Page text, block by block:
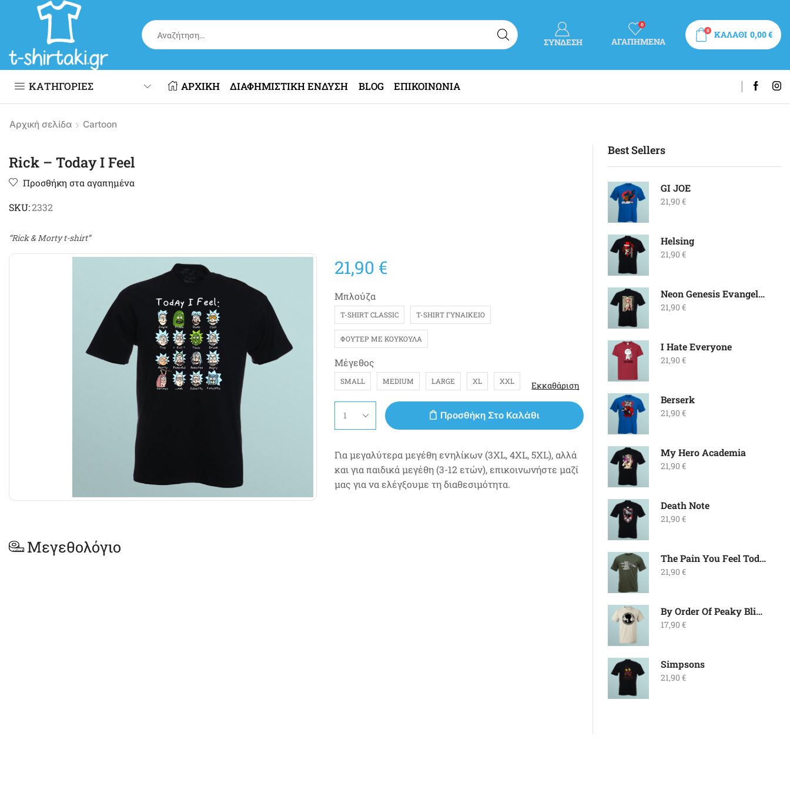
ΣΎΝΔΕΣΗ
0
ΑΓΑΠΗΜΕΝΑ
0 ΚΑΛΑΘΙ 0,00€
ΚΑΤΗΓΟΡΙΕΣ ΑΡΧΙΚΗ ΔΙΑΦΗΜΙΣΤΙΚΗ ΕΝΔΥΣΗ BLOG ΕΠΙΚΟΙΝΩΝΙΑ
Αρχική σελίδα Cartoon
Rick – Today I Feel
Προσθήκη στα αγαπημένα
SKU:2332
“Rick & Morty t-shirt”
Μεγεθολόγιο
21,90 €
Μπλούζα
T-SHIRT CLASSIC T-SHIRT ΓΥΝΑΙΚΕΊΟ
ΦΟΎΤΕΡ ΜΕ ΚΟΥΚΟΎΛΑ
Μέγεθος
SMALL MEDIUM LARGE XL XXL Εκκαθάριση
Προσθήκη Στο Καλάθι
Για μεγαλύτερα μεγέθη ενηλίκων (3XL, 4XL, 5XL), αλλά
και για παιδικά μεγέθη (3-12 ετών), επικοινωνήστε μαζί
μας για να ελέγξουμε τη διαθεσιμότητα.
Best Sellers
GI JOE
21,90 €
Helsing
21,90 €
Neon Genesis Evangelion
21,90 €
I Hate Everyone
21,90 €
Berserk
21,90 €
My Hero Academia
21,90 €
Death Note
21,90 €
The Pain You Feel Today
21,90 €
By Order Of Peaky Blinders
17,90 €
Simpsons
21,90 €